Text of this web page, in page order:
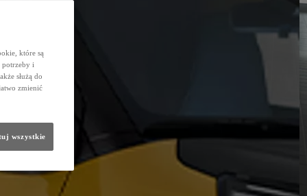
które są
potrzeby i
służą do
zmienić
wszystkie